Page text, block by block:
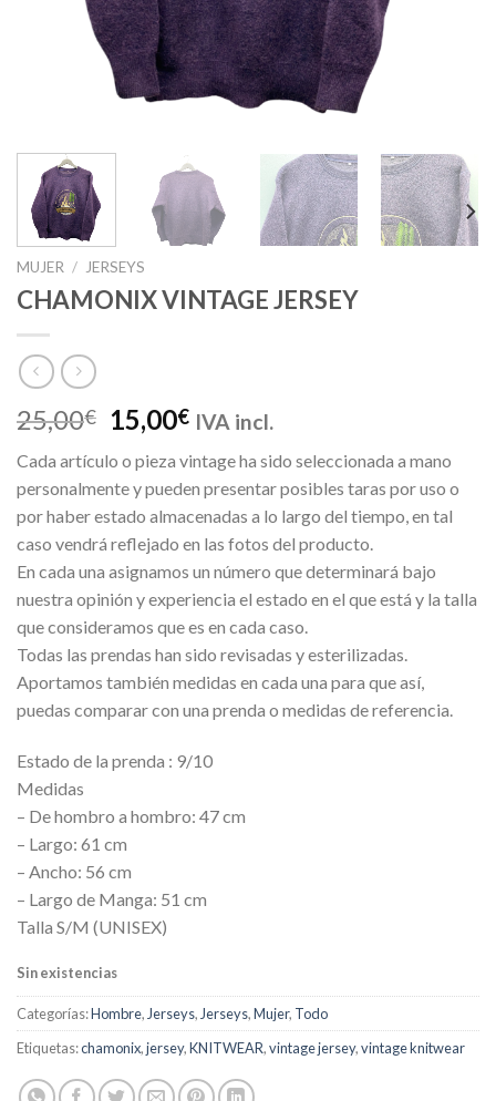
MUJER / JERSEYS
CHAMONIX VINTAGE JERSEY
25,00€
El
precio
original
era:
25,00€.
15,00€El
actual
es:
15,00€.
IVA incl.
Cada artículo o pieza vintage ha sido seleccionada a mano
personalmente y pueden presentar posibles taras por uso o
por haber estado almacenadas a lo largo del tiempo, en tal
caso vendrá reflejado en las fotos del producto.
En cada una asignamos un número que determinará bajo
nuestra opinión y experiencia el estado en el que está y la talla
que consideramos que es en cada caso.
Todas las prendas han sido revisadas y esterilizadas.
Aportamos también medidas en cada una para que así,
puedas comparar con una prenda o medidas de referencia.
Estado de la prenda : 9/10
Medidas
– De hombro a hombro: 47 cm
– Largo: 61 cm
– Ancho: 56 cm
– Largo de Manga: 51 cm
Talla S/M (UNISEX)
Sin existencias
Categorías:Hombre, Jerseys, Jerseys,Mujer, Todo
Etiquetas:chamonix,jersey,KNITWEAR,vintage jersey,vintage knitwear